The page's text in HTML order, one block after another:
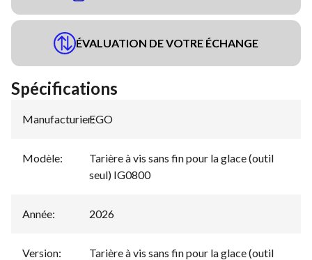
ÉVALUATION DE VOTRE ÉCHANGE
Spécifications
Manufacturier:
EGO
Modèle:
Tarière à vis sans fin pour la glace (outil
seul) IG0800
Année: 2026
Version:
Tarière à vis sans fin pour la glace (outil